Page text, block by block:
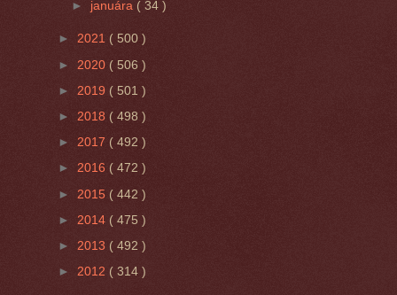
► januára ( 34 )
► 2021 ( 500 )
► 2020 ( 506 )
► 2019 ( 501 )
► 2018 ( 498 )
► 2017 ( 492 )
► 2016 ( 472 )
► 2015 ( 442 )
► 2014 ( 475 )
► 2013 ( 492 )
► 2012 ( 314 )